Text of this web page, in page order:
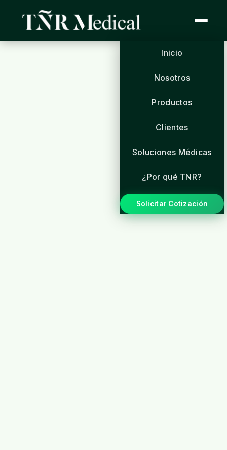
Inicio
Nosotros
Productos
Clientes
Soluciones Médicas
¿Por qué TNR?
Solicitar Cotización